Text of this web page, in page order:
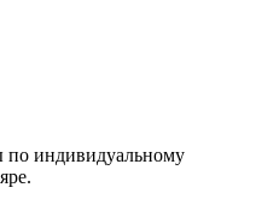
по индивидуальному